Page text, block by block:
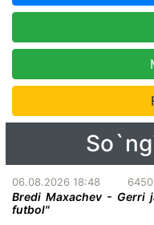
06.08.2026 18:48 6450
Bredi Maxachev - Gerri
futbol"